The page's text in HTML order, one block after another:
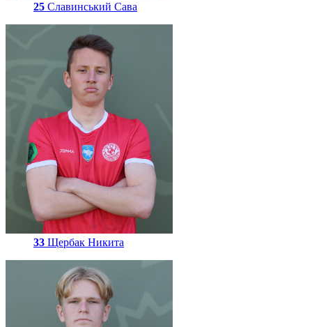
25 Славинський Сава
33 Щербак Никита